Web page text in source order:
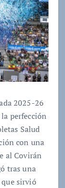
2025-26
perfección
Salud
con una
al Covirán
tras una
sirvió